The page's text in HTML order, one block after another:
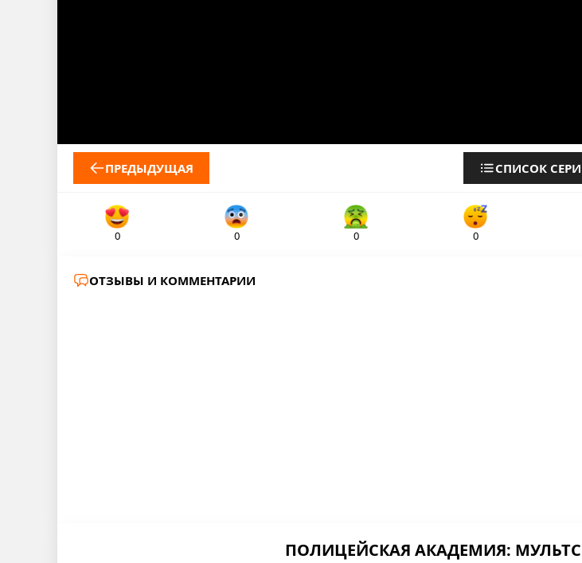
ПРЕДЫДУЩАЯ СПИСОК
0 0 0 0
ОТЗЫВЫ И КОММЕНТАРИИ
ПОЛИЦЕЙСКАЯ АКАДЕМИЯ: